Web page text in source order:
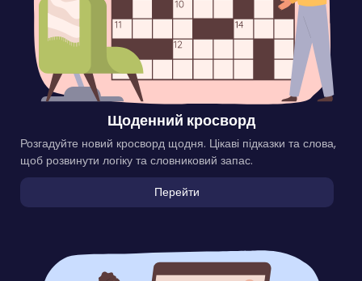
Щоденний кросворд
Розгадуйте новий кросворд щодня. Цікаві підказки та слова,
щоб розвинути логіку та словниковий запас.
Перейти